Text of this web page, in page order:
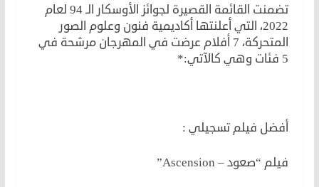
تضمنت القائمة القصيرة لجوائز الأوسكار الـ 94 لعام
2022، التي أعلنتها أكاديمية فنون وعلوم الصور
المتحركة، 7 أفلام عرضت في المهرجان مرشحة في
5 فئات وهي كالآتي:*
أفضل فيلم تسجيلي :
فيلم “صعود – Ascension”